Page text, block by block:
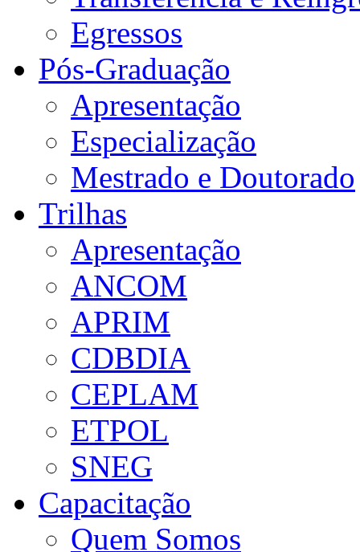
Egressos
Pós-Graduação
Apresentação
Especialização
Mestrado e Doutorado
Trilhas
Apresentação
ANCOM
APRIM
CDBDIA
CEPLAM
ETPOL
SNEG
Capacitação
Quem Somos